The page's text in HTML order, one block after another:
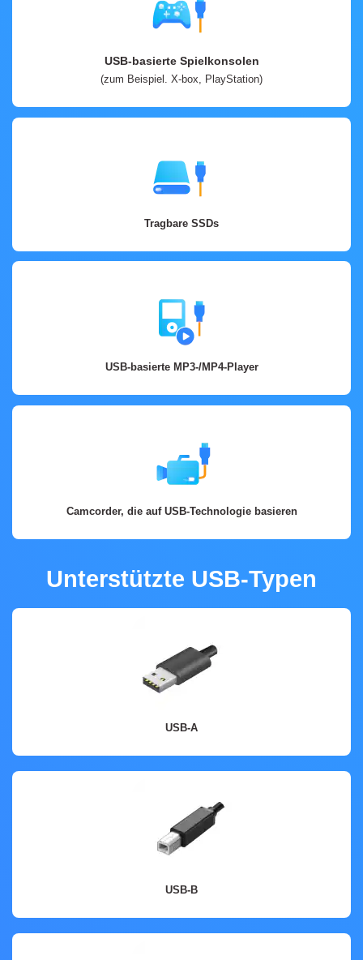
USB-basierte Spielkonsolen
(zum Beispiel. X-box, PlayStation)
Tragbare SSDs
USB-basierte MP3-/MP4-Player
Camcorder, die auf USB-Technologie basieren
Unterstützte USB-Typen
USB-A
USB-A ist der gängigste und erkennbarste Typ von USB-Steckern. Er wird in der
Regel zum Anschluss von Peripheriegeräten wie Tastaturen, Mäusen, Druckern
und Flash-Laufwerken verwendet.
USB-B